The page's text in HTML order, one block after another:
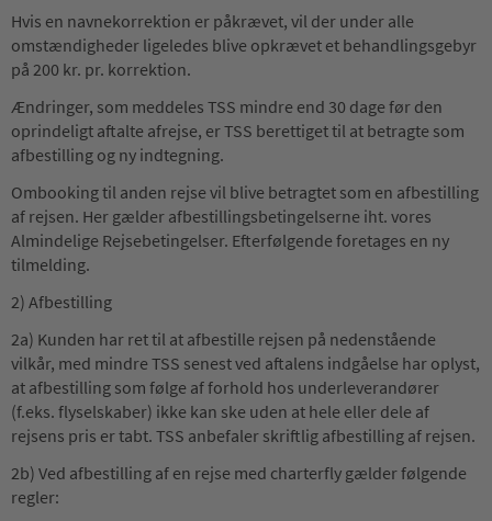
Hvis en navnekorrektion er påkrævet, vil der under alle
omstændigheder ligeledes blive opkrævet et behandlingsgebyr
på 200 kr. pr. korrektion.
Ændringer, som meddeles TSS mindre end 30 dage før den
oprindeligt aftalte afrejse, er TSS berettiget til at betragte som
afbestilling og ny indtegning.
Ombooking til anden rejse vil blive betragtet som en afbestilling
af rejsen. Her gælder afbestillingsbetingelserne iht. vores
Almindelige Rejsebetingelser. Efterfølgende foretages en ny
tilmelding.
2) Afbestilling
2a) Kunden har ret til at afbestille rejsen på nedenstående
vilkår, med mindre TSS senest ved aftalens indgåelse har oplyst,
at afbestilling som følge af forhold hos underleverandører
(f.eks. flyselskaber) ikke kan ske uden at hele eller dele af
rejsens pris er tabt. TSS anbefaler skriftlig afbestilling af rejsen.
2b) Ved afbestilling af en rejse med charterfly gælder følgende
regler: